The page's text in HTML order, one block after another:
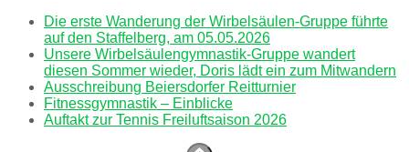
Die erste Wanderung der Wirbelsäulen-Gruppe führte
auf den Staffelberg, am 05.05.2026
Unsere Wirbelsäulengymnastik-Gruppe wandert
diesen Sommer wieder, Doris lädt ein zum Mitwandern
Ausschreibung Beiersdorfer Reitturnier
Fitnessgymnastik – Einblicke
Auftakt zur Tennis Freiluftsaison 2026